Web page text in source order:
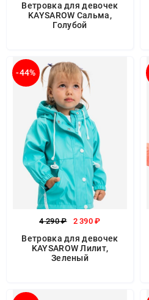
Ветровка для девочек
KAYSAROW Сальма,
Голубой
-44%
4 290 ₽ 2 390 ₽
Ветровка для девочек
KAYSAROW Лилит,
Зеленый